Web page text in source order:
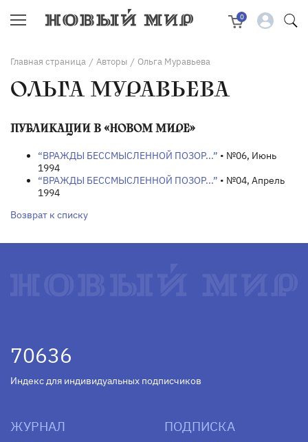
0
Главная страница / Авторы / Ольга Муравьева
ОЛЬГА МУРАВЬЕВА
ПУБЛИКАЦИИ В «НОВОМ МИРЕ»
“ВРАЖДЫ БЕССМЫСЛЕННОЙ ПОЗОР...” • №06, Июнь
1994
“ВРАЖДЫ БЕССМЫСЛЕННОЙ ПОЗОР...” • №04, Апрель
1994
Возврат к списку
70636
Индекс для индивидуальных подписчиков
ЖУРНАЛ ПОДПИСКА